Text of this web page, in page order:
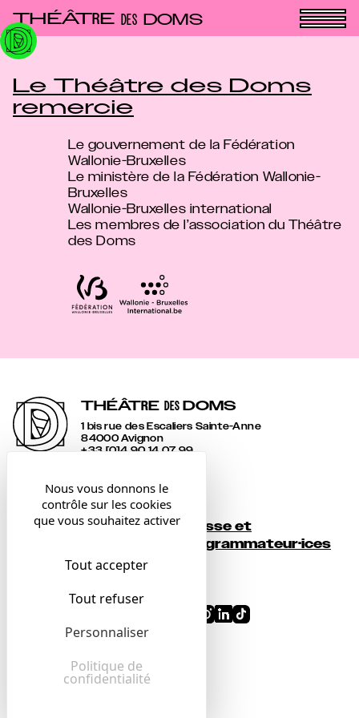
THÉÂTRE DES DOMS
Le Théâtre des Doms
remercie
Le gouvernement de la Fédération
Wallonie-Bruxelles
Le ministère de la Fédération Wallonie-
Bruxelles
Wallonie-Bruxelles international
Les membres de l’association du Théâtre
des Doms
THÉÂTRE DES DOMS
1 bis rue des Escaliers Sainte-Anne
84000 Avignon
+33 [0]4 90 14 07 99
Contact
Billetterie
Presse et
programmateur·ices
Mentions légales
Panneau de gestion des cookies
Nous vous donnons le
contrôle sur les cookies
que vous souhaitez activer
Tout accepter
Tout refuser
Personnaliser
Politique de
confidentialité